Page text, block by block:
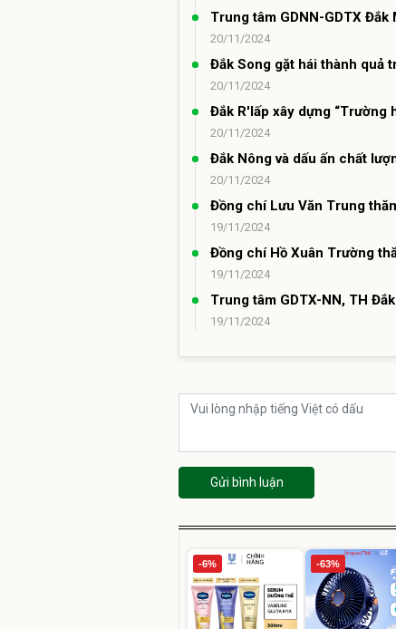
Trung tâm GDNN-GDTX
20/11/2024
Đắk Song gặt hái thành quả
20/11/2024
Đắk R'lấp xây dựng “Trường
20/11/2024
Đắk Nông và dấu ấn chất
20/11/2024
Đồng chí Lưu Văn Trung
19/11/2024
Đồng chí Hồ Xuân Trường
19/11/2024
Trung tâm GDTX-NN, TH
19/11/2024
Gửi bình luận
-6% -63%